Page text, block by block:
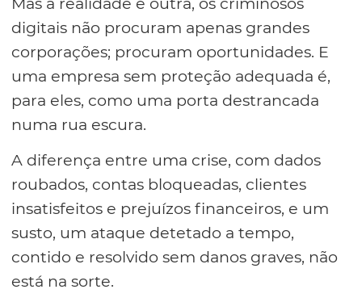
digitais não procuram apenas grandes
corporações; procuram oportunidades. E
uma empresa sem proteção adequada é,
para eles, como uma porta destrancada
numa rua escura.
A diferença entre uma crise, com dados
roubados, contas bloqueadas, clientes
insatisfeitos e prejuízos financeiros, e um
susto, um ataque detetado a tempo,
contido e resolvido sem danos graves, não
está na sorte.